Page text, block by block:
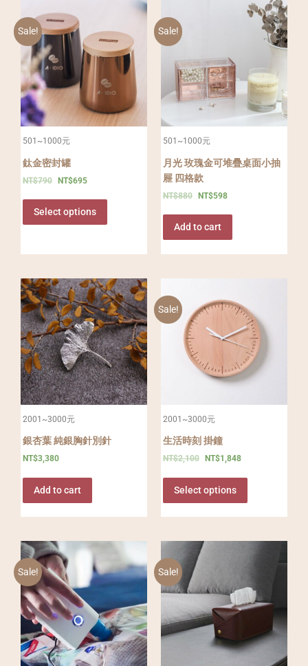
Sale!
501~1000元
鈦金密封罐
NT$790 NT$695
Select options
Sale!
501~1000元
月光 玫瑰金可堆疊桌面小抽
屜 四格款
NT$880 NT$598
Add to cart
2001~3000元
銀杏葉 純銀胸針別針
NT$3,380
Add to cart
Sale!
2001~3000元
生活時刻 掛鐘
NT$2,100 NT$1,848
Select options
Sale! Sale!